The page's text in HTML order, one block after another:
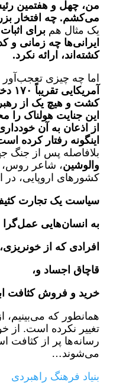
من، چهل و هفتمین
می‌کشم. چه افتخار
یک مثال هم برای
ایرانی‌ها چه زمانی و
کشته‌اند، ارائه نکرد.
اما چه چیزی
آمریکایی تقریباً ۱۷۰
کشت و هیچ یک از
این جنایت هولناک را
از اذعان به آن
اینگونه رفتار کرده
بلافاصله پس از جنگ
والوشین، شاعر روس،
کشورهای اروپایی،
سیاست یک تجارت
به انسان‌هایی عمل‌گرا
افرادی که از خونریزی،
قاچاق اجساد و،
خرید و فروش کثافت
همانطور که می‌بینیم،
تغییر نکرده است. از
رسانه‌ها پر از کثافت
می‌شوند…
بنیاد فرهنگ راهبردی